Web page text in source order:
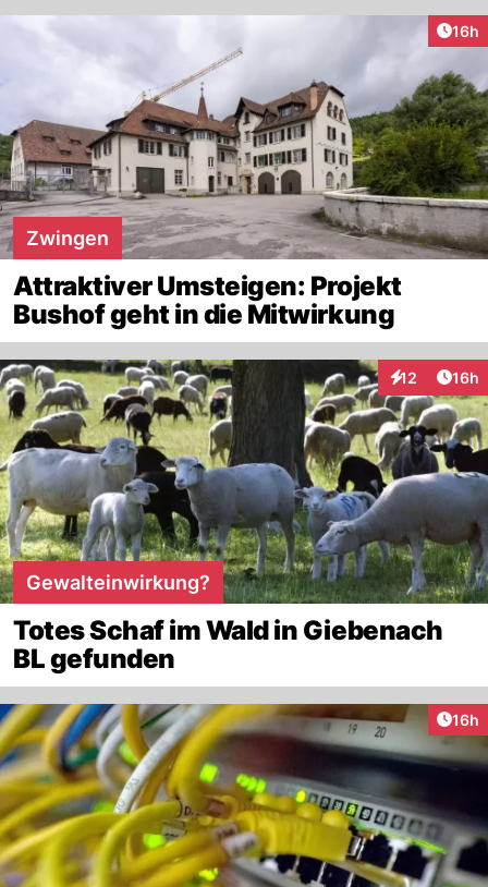
16h
Zwingen
Attraktiver Umsteigen: Projekt
Bushof geht in die Mitwirkung
12
Interaktionen
16h
Gewalteinwirkung?
Totes Schaf im Wald in Giebenach
BL gefunden
16h